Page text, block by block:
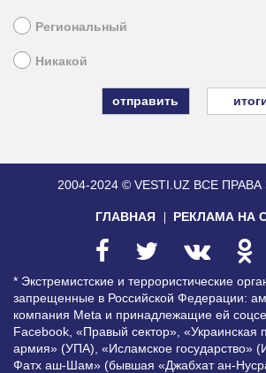
Региональный
Никакой
2004-2024 © VESTI.UZ ВСЕ
ГЛАВНАЯ РЕКЛАМА НА
* Экстремистские и террористические
запрещенные в Российской Федерации:
компания Meta и принадлежащие ей
Facebook, «Правый сектор», «Украинская
армия» (УПА), «Исламское государство»
Фатх аш-Шам» (бывшая «Джабхат ан-